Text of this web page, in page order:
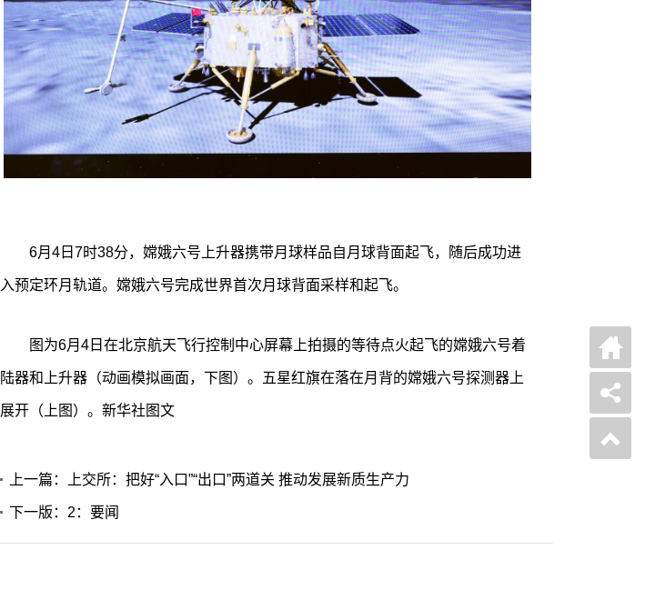
6月4日7时38分，嫦娥六号上升器携带月球样品自月球背面起飞，随后成功进
入预定环月轨道。嫦娥六号完成世界首次月球背面采样和起飞。
图为6月4日在北京航天飞行控制中心屏幕上拍摄的等待点火起飞的嫦娥六号着
陆器和上升器（动画模拟画面，下图）。五星红旗在落在月背的嫦娥六号探测器上
展开（上图）。新华社图文
上一篇：上交所：把好“入口”“出口”两道关 推动发展新质生产力
下一版：2：要闻